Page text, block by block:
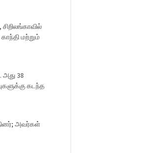
மற்றும்
38
கடந்த
அவர்கள்